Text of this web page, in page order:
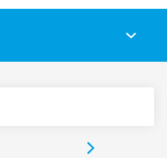
s a 10 giorni
60715)
a urti e
EN 50155 (resistenza a